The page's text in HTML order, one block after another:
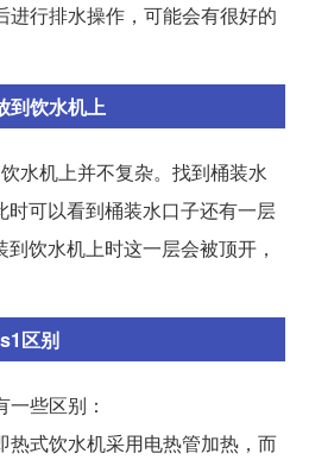
进行排水操作，可能会有很好的
到饮水机上
水机上并不复杂。找到桶装水
时可以看到桶装水口子还有一层
饮水机上时这一层会被顶开，
区别
些区别：
热式饮水机采用电热管加热，而